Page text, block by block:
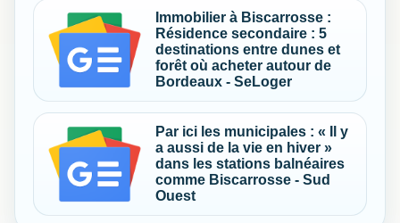
Immobilier à Biscarrosse :
Résidence secondaire : 5
destinations entre dunes et
forêt où acheter autour de
Bordeaux - SeLoger
Par ici les municipales : « Il y
a aussi de la vie en hiver »
dans les stations balnéaires
comme Biscarrosse - Sud
Ouest